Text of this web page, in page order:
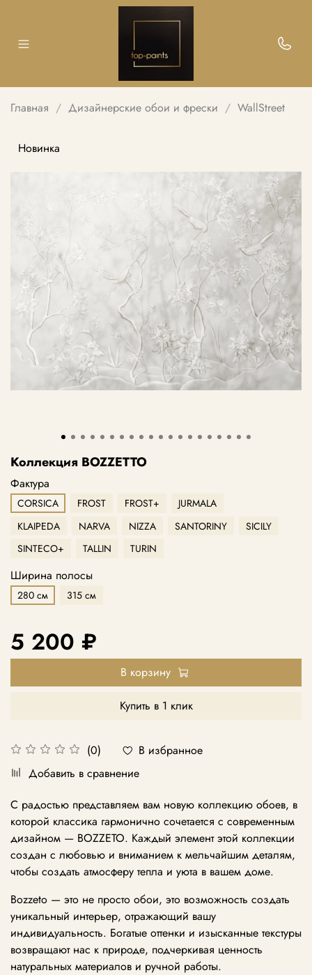
Главная Дизайнерские обои и фрески WallStreet
Новинка
Коллекция BOZZETTO
(0)
В избранное
Добавить в сравнение
Фактура
CORSICA FROST FROST+
JURMALA
KLAIPEDA
NARVA NIZZA SANTORINY
SICILY
SINTECO+
TALLIN TURIN
Ширина полосы
280 см 315 см
5 200 ₽
В корзину
Купить в 1 клик
С радостью представляем вам новую коллекцию обоев, в
которой классика гармонично сочетается с современным
дизайном — BOZZETO. Каждый элемент этой коллекции
создан с любовью и вниманием к мельчайшим деталям,
чтобы создать атмосферу тепла и уюта в вашем доме.
Bozzeto — это не просто обои, это возможность создать
уникальный интерьер, отражающий вашу
индивидуальность. Богатые оттенки и изысканные текстуры
возвращают нас к природе, подчеркивая ценность
натуральных материалов и ручной работы.